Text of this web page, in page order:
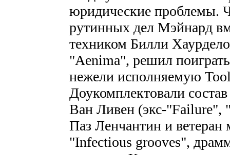
юридические проблемы.
рутинных дел Мэйнард
техником Билли
"Aenima", решил
нежели исполняемую
Доукомплектовали
Ван Ливен (экс-"Failure",
Паз Ленчантин и
"Infectious grooves",